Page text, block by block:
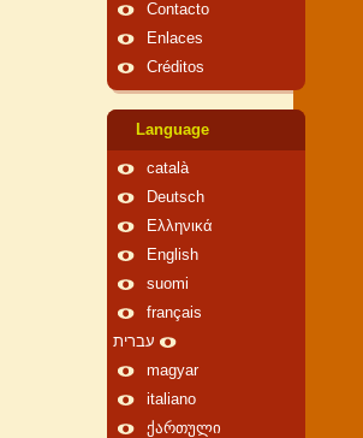
Contacto
Enlaces
Créditos
Language
català
Deutsch
Ελληνικά
English
suomi
français
עברית
magyar
italiano
ქართული